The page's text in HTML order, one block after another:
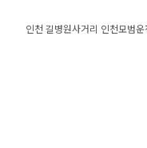
인천 길병원사거리 인천모범